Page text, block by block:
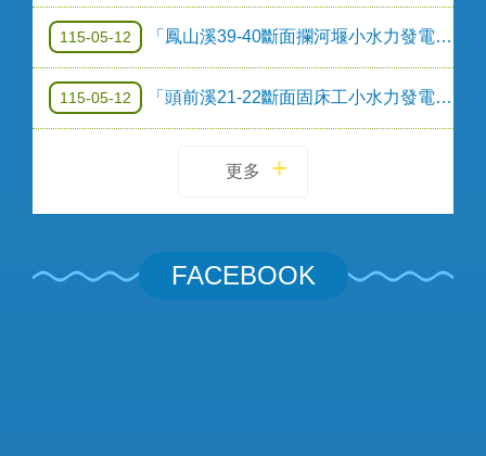
115-05-12 「鳳山溪39-40斷面攔河堰小水力發電設備建置」公告(第三次)
115-05-12 「頭前溪21-22斷面固床工小水力發電設備建置」公告(第三次)
更多
FACEBOOK